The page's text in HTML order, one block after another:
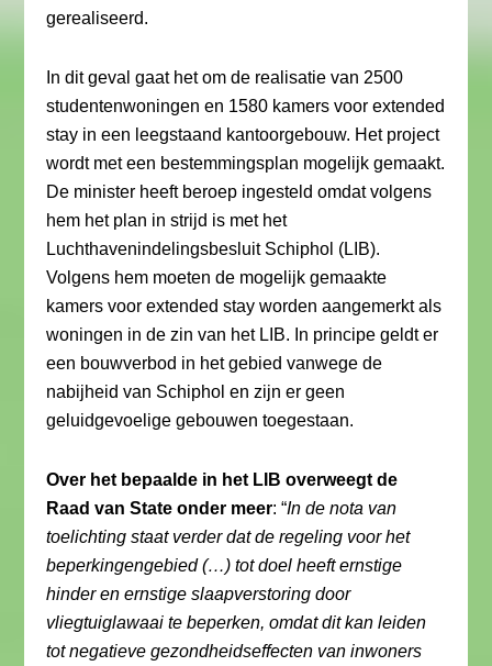
gerealiseerd.
In dit geval gaat het om de realisatie van 2500
studentenwoningen en 1580 kamers voor extended
stay in een leegstaand kantoorgebouw. Het project
wordt met een bestemmingsplan mogelijk gemaakt.
De minister heeft beroep ingesteld omdat volgens
hem het plan in strijd is met het
Luchthavenindelingsbesluit Schiphol (LIB).
Volgens hem moeten de mogelijk gemaakte
kamers voor extended stay worden aangemerkt als
woningen in de zin van het LIB. In principe geldt er
een bouwverbod in het gebied vanwege de
nabijheid van Schiphol en zijn er geen
geluidgevoelige gebouwen toegestaan.
Over het bepaalde in het LIB overweegt de
Raad van State onder meer: “In de nota van
toelichting staat verder dat de regeling voor het
beperkingengebied (…) tot doel heeft ernstige
hinder en ernstige slaapverstoring door
vliegtuiglawaai te beperken, omdat dit kan leiden
tot negatieve gezondheidseffecten van inwoners